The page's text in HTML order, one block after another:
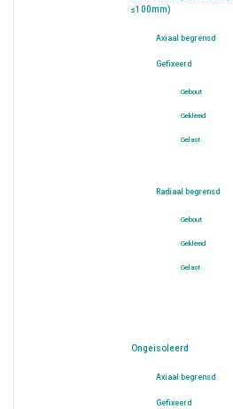
≤100mm)
Axiaal begrensd
Gefixeerd
Gebout
Geklemd
Gelast
Radiaal begrensd
Gebout
Geklemd
Gelast
Ongeisoleerd
Axiaal begrensd
Gefixeerd